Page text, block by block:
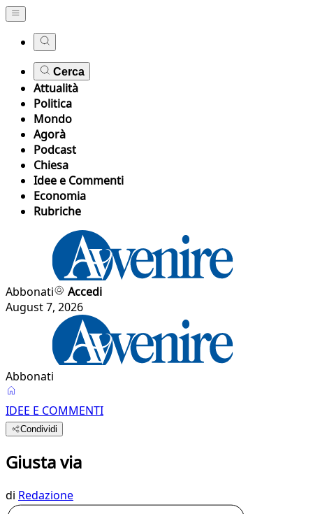
Cerca
Attualità
Politica
Mondo
Agorà
Podcast
Chiesa
Idee e Commenti
Economia
Rubriche
Abbonati
Accedi
August 7, 2026
Abbonati
IDEE E COMMENTI
Condividi
Giusta via
di Redazione